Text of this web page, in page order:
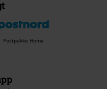
Postpakke Home